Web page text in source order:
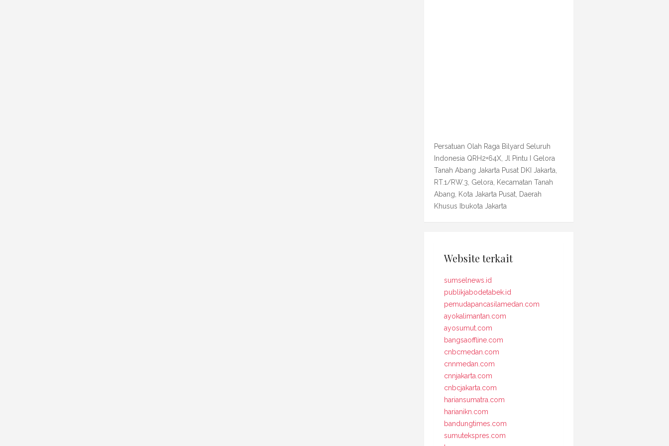
Persatuan Olah Raga Bilyard Seluruh
Indonesia QRH2+64X, Jl Pintu I Gelora
Tanah Abang Jakarta Pusat DKI Jakarta,
RT.1/RW.3, Gelora, Kecamatan Tanah
Abang, Kota Jakarta Pusat, Daerah
Khusus Ibukota Jakarta
Website terkait
sumselnews.id
publikjabodetabek.id
pemudapancasilamedan.com
ayokalimantan.com
ayosumut.com
bangsaoffline.com
cnbcmedan.com
cnnmedan.com
cnnjakarta.com
cnbcjakarta.com
hariansumatra.com
harianikn.com
bandungtimes.com
sumutekspres.com